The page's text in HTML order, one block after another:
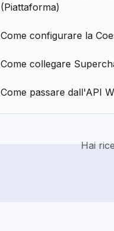
(Piattaforma)
Come configurare la
Come collegare
Come passare dall'API
Hai